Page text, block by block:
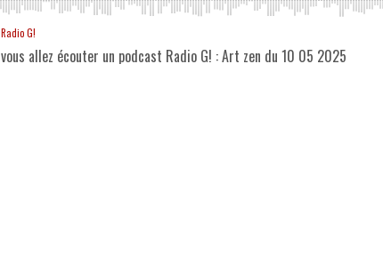
Radio G!
vous allez écouter un podcast Radio G! : Art zen du 10 05 2025